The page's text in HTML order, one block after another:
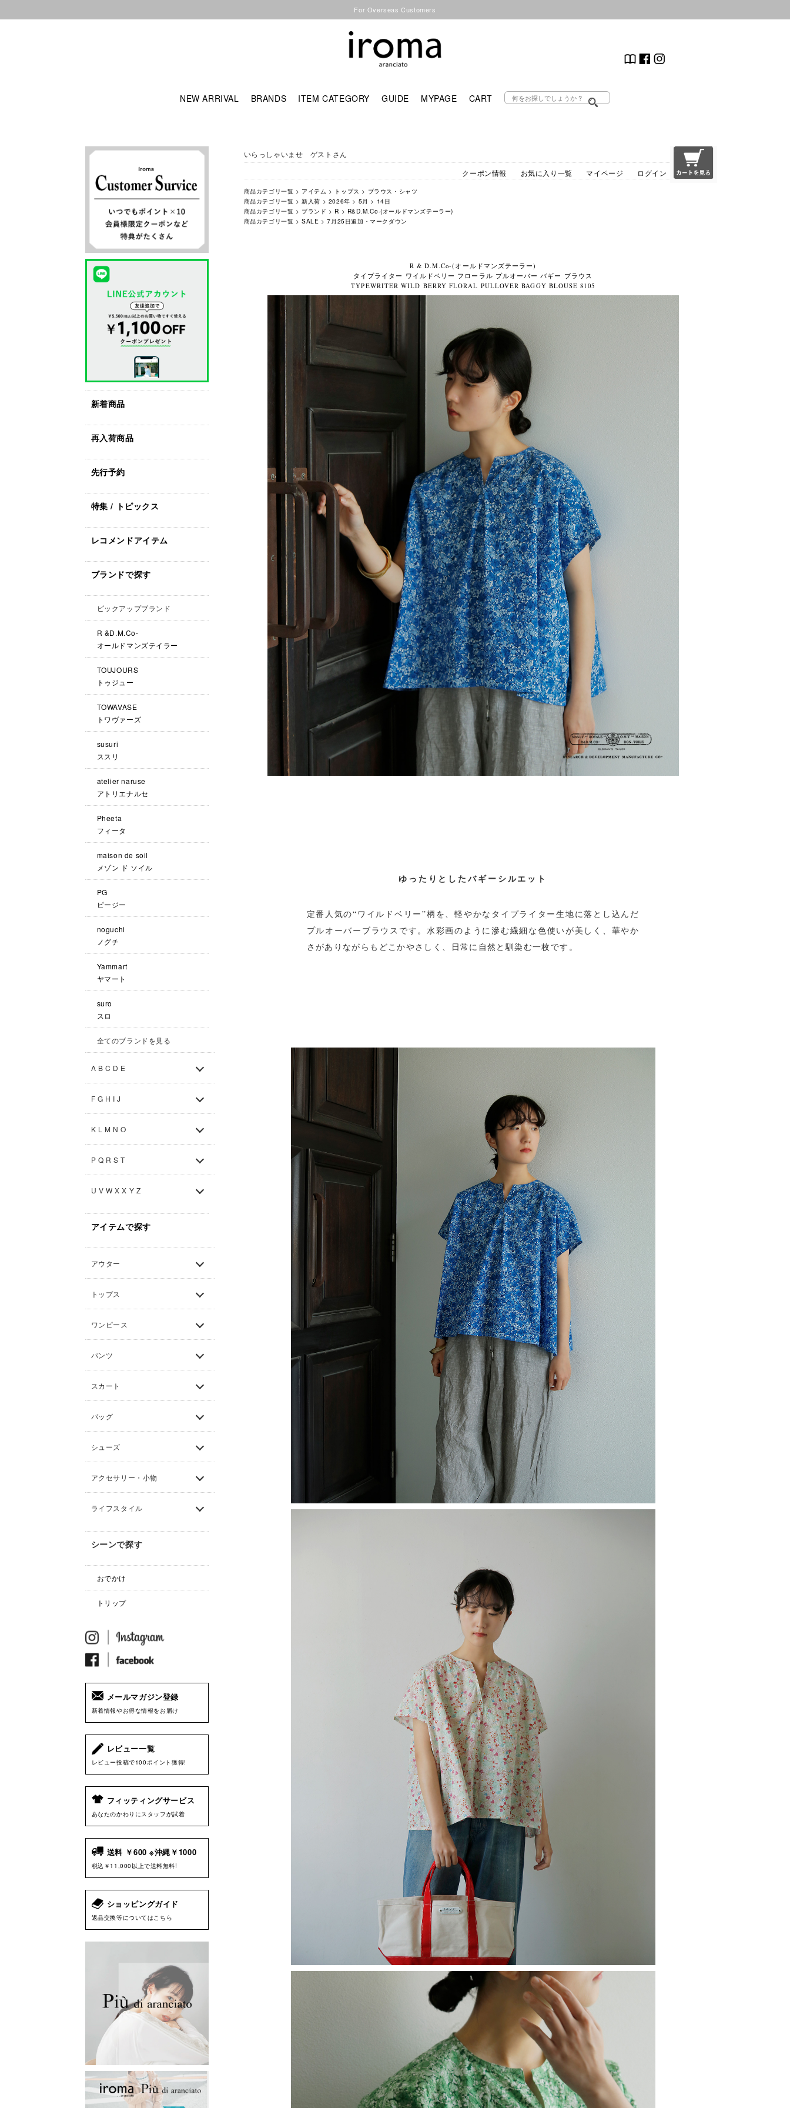
For Overseas Customers
NEW ARRIVAL BRANDS ITEM CATEGORY GUIDE MYPAGE CART
新着商品
再入荷商品
先行予約
特集 / トピックス
レコメンドアイテム
ブランドで探す
ピックアップブランド
R &D.M.Co-
オールドマンズテイラー
TOUJOURS
トゥジュー
TOWAVASE
トワヴァーズ
susuri
ススリ
atelier naruse
アトリエナルセ
Pheeta
フィータ
maison de soil
メゾン ド ソイル
PG
ピージー
noguchi
ノグチ
Yammart
ヤマート
suro
スロ
全てのブランドを見る
A B C D E
F G H I J
K L M N O
P Q R S T
U V W X X Y Z
アイテムで探す
アウター
トップス
ワンピース
パンツ
スカート
バッグ
シューズ
アクセサリー・小物
ライフスタイル
シーンで探す
おでかけ
トリップ
メールマガジン登録
新着情報やお得な情報をお届け
レビュー一覧
レビュー投稿で100ポイント獲得!
フィッティングサービス
あなたのかわりにスタッフが試着
送料 ￥600 ※沖縄￥1000
税込￥11,000以上で送料無料!
ショッピングガイド
返品交換等についてはこちら
いらっしゃいませ ゲストさん
クーポン情報
お気に入り一覧 マイページ ログイン
商品カテゴリ一覧 > アイテム > トップス > ブラウス・シャツ
商品カテゴリ一覧 >新入荷 > 2026年 > 5月 > 14日
商品カテゴリ一覧 > ブランド > R > R&D.M.Co-(オールドマンズテーラー)
商品カテゴリ一覧 >SALE >7月25日追加・マークダウン
R & D.M.Co-(オールドマンズテーラー)
タイプライター ワイルドベリー フローラル プルオーバー バギー ブラウス
TYPEWRITER WILD BERRY FLORAL PULLOVER BAGGY BLOUSE 8105
ゆったりとしたバギーシルエット
定番人気の“ワイルドベリー”柄を、軽やかなタイプライター生地に落とし込んだ
プルオーバーブラウスです。水彩画のように滲む繊細な色使いが美しく、華やか
さがありながらもどこかやさしく、日常に自然と馴染む一枚です。